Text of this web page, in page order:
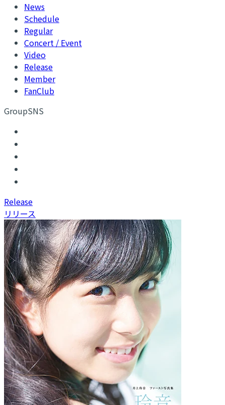
News
Schedule
Regular
Concert / Event
Video
Release
Member
FanClub
GroupSNS
Release
リリース